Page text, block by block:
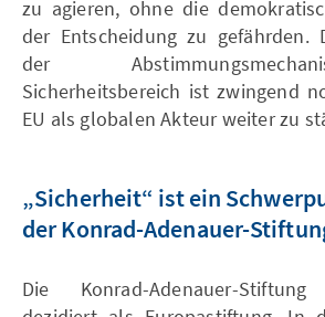
zu agieren, ohne die
der Entscheidung zu gefährden.
der
Sicherheitsbereich ist zwingend
EU als globalen Akteur weiter zu
„Sicherheit“ ist ein
der Konrad-Adenauer-
Die Konrad-Adenauer-